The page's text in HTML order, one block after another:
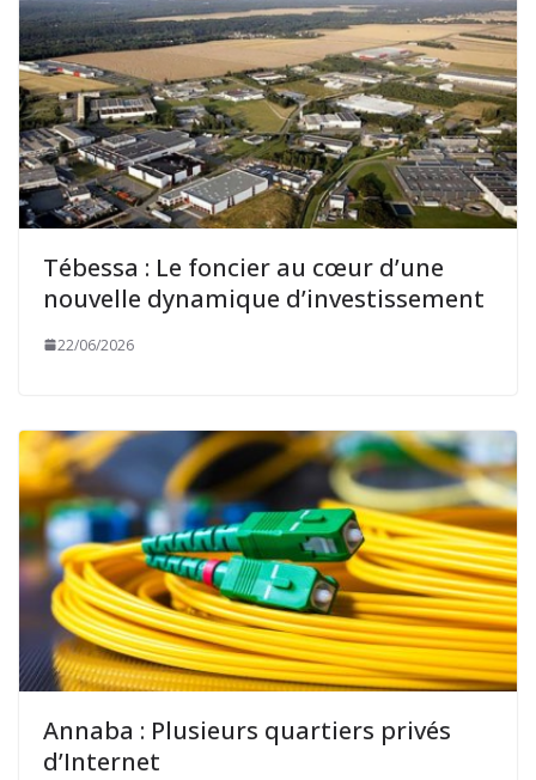
Tébessa : Le foncier au cœur d’une
nouvelle dynamique d’investissement
22/06/2026
Annaba : Plusieurs quartiers privés
d’Internet